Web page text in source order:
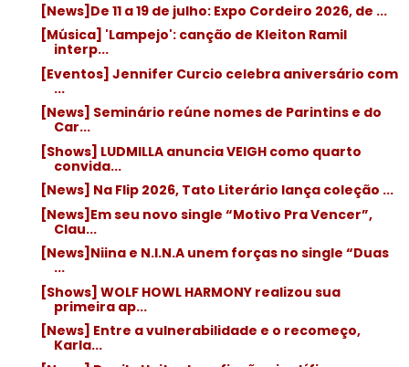
[News]De 11 a 19 de julho: Expo Cordeiro 2026, de ...
[Música] 'Lampejo': canção de Kleiton Ramil
interp...
[Eventos] Jennifer Curcio celebra aniversário com
...
[News] Seminário reúne nomes de Parintins e do
Car...
[Shows] LUDMILLA anuncia VEIGH como quarto
convida...
[News] Na Flip 2026, Tato Literário lança coleção ...
[News]Em seu novo single “Motivo Pra Vencer”,
Clau...
[News]Niina e N.I.N.A unem forças no single “Duas
...
[Shows] WOLF HOWL HARMONY realizou sua
primeira ap...
[News] Entre a vulnerabilidade e o recomeço,
Karla...